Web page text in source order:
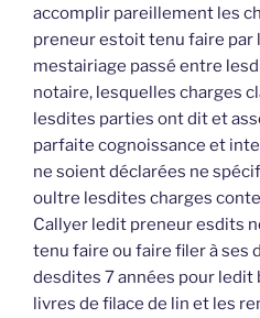
accomplir pareillement les
preneur estoit tenu faire par
mestairiage passé entre
notaire, lesquelles charges
lesdites parties ont dit et
parfaite cognoissance et
ne soient déclarées ne
oultre lesdites charges
Callyer ledit preneur esdits
tenu faire ou faire filer à ses
desdites 7 années pour ledit
livres de filace de lin et les